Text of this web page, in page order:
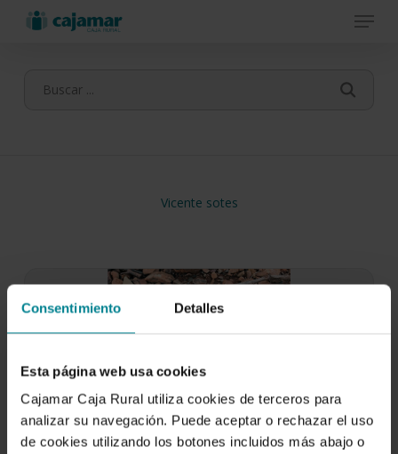
Consentimiento Detalles
Esta página web usa cookies
Cajamar Caja Rural utiliza cookies de terceros para
analizar su navegación. Puede aceptar o rechazar el uso
de cookies utilizando los botones incluidos más abajo o
Menu
Vicente sotes